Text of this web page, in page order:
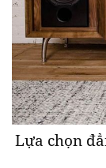
Lựa chọn